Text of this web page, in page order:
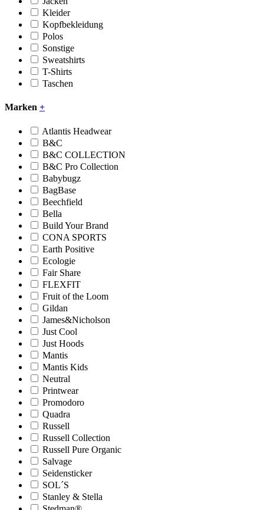
Kleider
Kopfbekleidung
Polos
Sonstige
Sweatshirts
T-Shirts
Taschen
Marken +
Atlantis Headwear
B&C
B&C COLLECTION
B&C Pro Collection
Babybugz
BagBase
Beechfield
Bella
Build Your Brand
CONA SPORTS
Earth Positive
Ecologie
Fair Share
FLEXFIT
Fruit of the Loom
Gildan
James&Nicholson
Just Cool
Just Hoods
Mantis
Mantis Kids
Neutral
Printwear
Promodoro
Quadra
Russell
Russell Collection
Russell Pure Organic
Salvage
Seidensticker
SOL´S
Stanley & Stella